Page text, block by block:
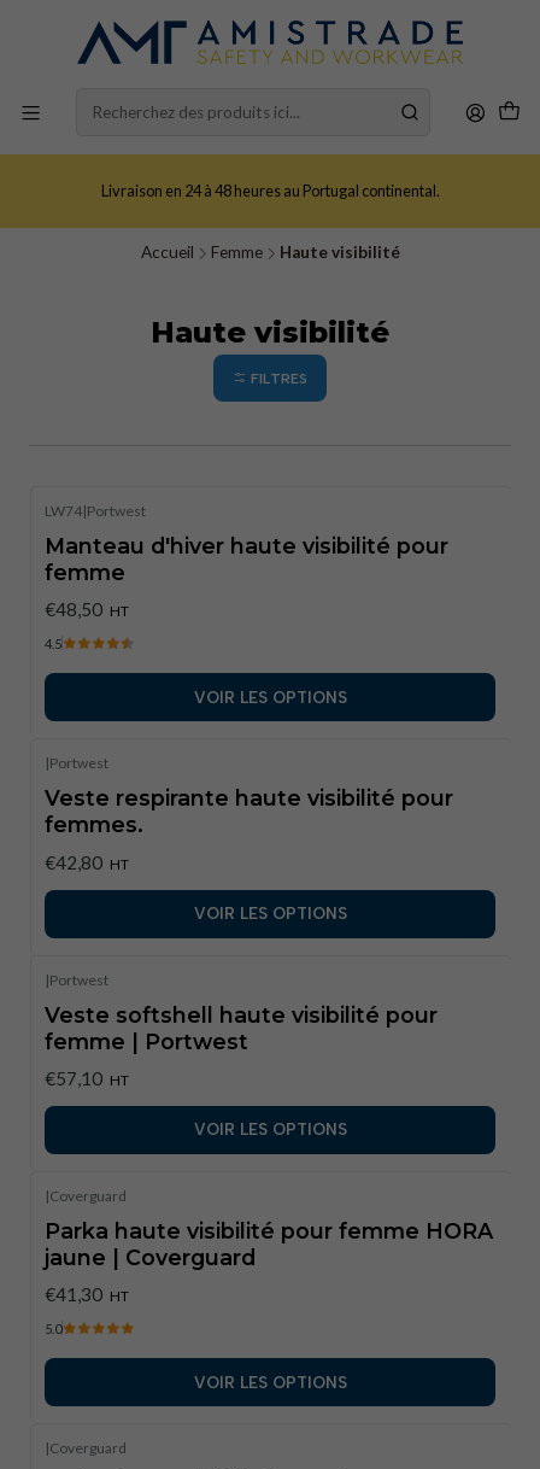
Livraison en 24 à 48 heures au Portugal continental.
Accueil Femme Haute visibilité
Haute visibilité
FILTRES
LW74|Portwest
Manteau d'hiver haute visibilité pour
femme
€48,50 HT
4.5
VOIR LES OPTIONS
|Portwest
Veste respirante haute visibilité pour
femmes.
€42,80 HT
VOIR LES OPTIONS
|Portwest
Veste softshell haute visibilité pour
femme | Portwest
€57,10 HT
VOIR LES OPTIONS
|Coverguard
Parka haute visibilité pour femme HORA
jaune | Coverguard
€41,30 HT
5.0
VOIR LES OPTIONS
|Coverguard